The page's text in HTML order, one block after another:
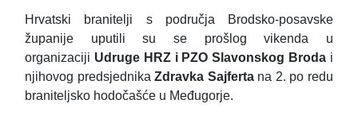
Hrvatski branitelji s područja Brodsko-posavske
županije uputili su se prošlog vikenda u
organizaciji Udruge HRZ i PZO Slavonskog Broda i
njihovog predsjednikaZdravka Sajfertana 2. po redu
braniteljsko hodočašće u Međugorje.